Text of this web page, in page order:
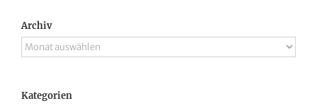
Archiv
Archiv
Kategorien